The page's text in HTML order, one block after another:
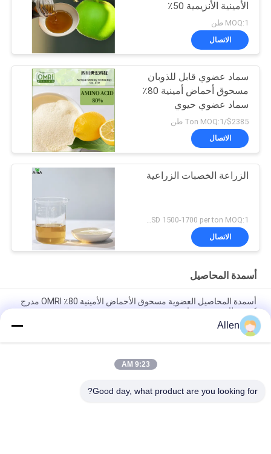
الأمينية الأنزيمية 50٪
MOQ:1 طن
الاتصال
سماد عضوي قابل للذوبان
مسحوق أحماض أمينية 80٪
سماد عضوي حيوي
$2385/Ton MOQ:1 طن
الاتصال
الزراعة الخصبات الزراعية
USD 1500-1700 per ton MOQ:1 طن متري
الاتصال
أسمدة المحاصيل
أسمدة المحاصيل العضوية مسحوق الأحماض الأمينية 80٪ OMRI مدرج
كمنشطات حيوية زراعية
سماد نيتروجين ورقي عضوي أحماض أمينية مخلبة مسحوق كا بورون
100٪ قابل للذوبان في الماء
Allen
9:23 AM
Good day, what product are you looking for?